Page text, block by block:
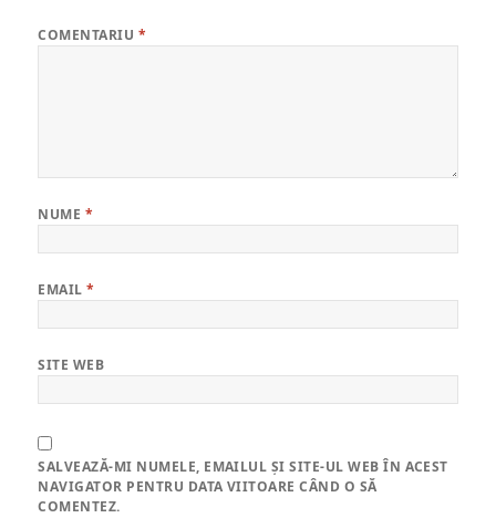
COMENTARIU *
NUME *
EMAIL*
SITE WEB
SALVEAZĂ-MI NUMELE, EMAILUL ȘI SITE-UL WEB ÎN ACEST
NAVIGATOR PENTRU DATA VIITOARE CÂND O SĂ
COMENTEZ.